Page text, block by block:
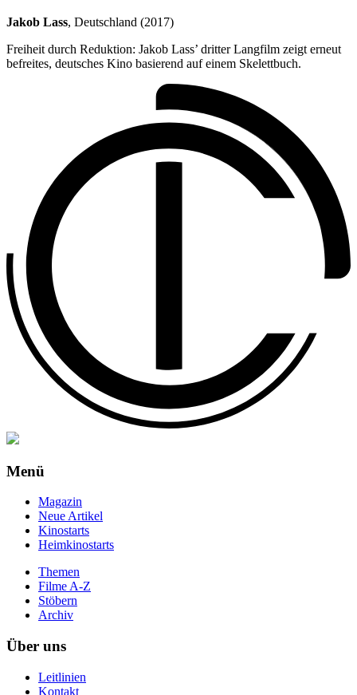
Jakob Lass, Deutschland (2017)
Freiheit durch Reduktion: Jakob Lass’ dritter Langfilm zeigt erneut
befreites, deutsches Kino basierend auf einem Skelettbuch.
Menü
Magazin
Neue Artikel
Kinostarts
Heimkinostarts
Themen
Filme A-Z
Stöbern
Archiv
Über uns
Leitlinien
Kontakt